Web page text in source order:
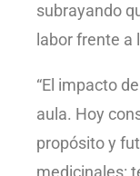
subrayando
labor frente a
“El impacto
aula. Hoy
propósito y